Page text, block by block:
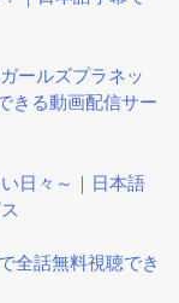
ールズプラネッ
きる動画配信サー
日々～｜日本語
全話無料視聴でき